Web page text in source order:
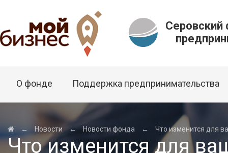
О фонде Поддержка предпринимательства
← Новости ← Новости фонда ← Что изменится для
Что изменится для